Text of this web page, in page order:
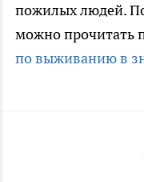
пожилых людей.
можно прочитать
по выживанию в